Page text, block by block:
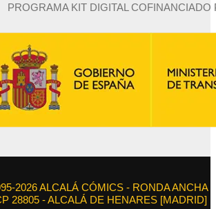
PROGRAMA KIT DIGITAL
2026 ALCALÁ CÓMICS - RONDA ANCHA
28805 - ALCALÁ DE HENARES [MADRID]